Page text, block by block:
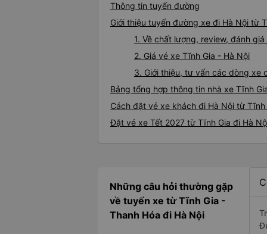
Thông tin tuyến đường
Giới thiệu tuyến đường xe đi Hà Nội từ
1. Về chất lượng, review, đánh
2. Giá vé xe Tĩnh Gia - Hà Nội
3. Giới thiệu, tư vấn các dòng xe
Bảng tổng hợp thông tin nhà xe Tĩnh
Cách đặt vé xe khách đi Hà Nội từ
Đặt vé xe Tết 2027 từ Tĩnh Gia đi Hà
Những câu hỏi thường gặp
về tuyến xe từ Tĩnh Gia -
Thanh Hóa đi Hà Nội